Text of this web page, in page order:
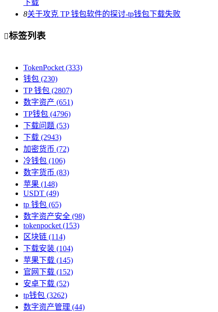
下载
8关于攻克 TP 钱包软件的探讨-tp钱包下载失败
标签列表
TokenPocket (333)
钱包 (230)
TP 钱包 (2807)
数字资产 (651)
TP钱包 (4796)
下载问题 (53)
下载 (2943)
加密货币 (72)
冷钱包 (106)
数字货币 (83)
苹果 (148)
USDT (49)
tp 钱包 (65)
数字资产安全 (98)
tokenpocket (153)
区块链 (114)
下载安装 (104)
苹果下载 (145)
官网下载 (152)
安卓下载 (52)
tp钱包 (3262)
数字资产管理 (44)